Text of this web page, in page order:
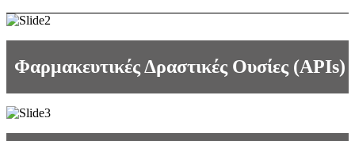
Φαρμακευτικές Δραστικές Ουσίες (APIs)